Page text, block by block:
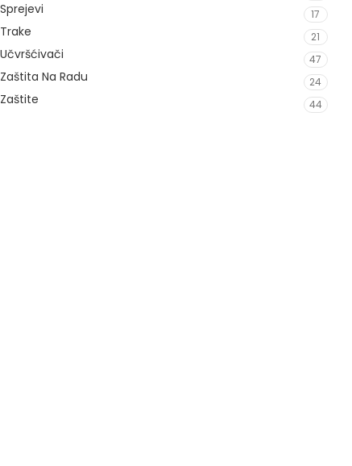
Sprejevi 17
Trake 21
Učvršćivači 47
Zaštita Na Radu 24
Zaštite 44